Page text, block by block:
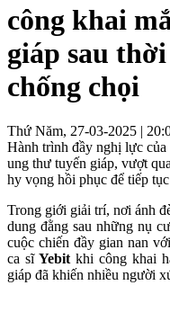
công khai
giáp sau
chống chọi
Thứ Năm, 27-03-2025 |
Hành trình đầy nghị lực
ung thư tuyến giáp, vượt
hy vọng hồi phục để tiếp
Trong giới giải trí, nơi ánh
dung đằng sau những nụ
cuộc chiến đầy gian nan
ca sĩYebit khi công khai
giáp đã khiến nhiều người